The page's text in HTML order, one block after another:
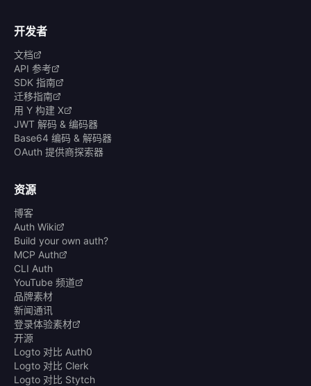
开发者
文档
API 参考
SDK 指南
迁移指南
用 Y 构建 X
JWT 解码 & 编码器
Base64 编码 & 解码器
OAuth 提供商探索器
资源
博客
Auth Wiki
Build your own auth?
MCP Auth
CLI Auth
YouTube 频道
品牌素材
新闻通讯
登录体验素材
开源
Logto 对比 Auth0
Logto 对比 Clerk
Logto 对比 Stytch